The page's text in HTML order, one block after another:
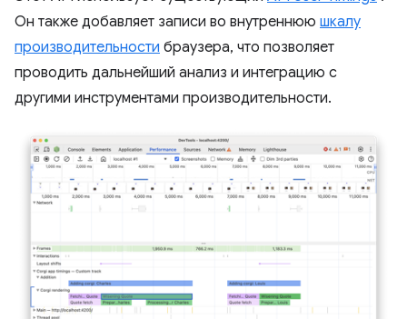
Он также добавляет записи во внутреннюю шкалу
производительности браузера, что позволяет
проводить дальнейший анализ и интеграцию с
другими инструментами производительности.